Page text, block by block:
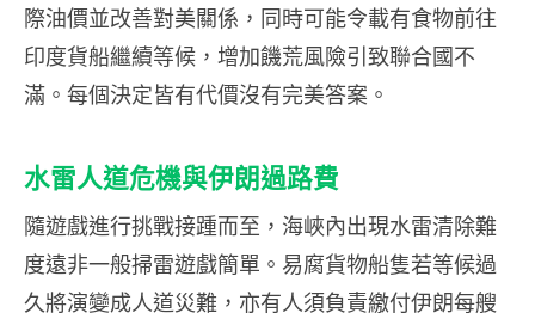
際油價並改善對美關係，同時可能令載有食物前往
印度貨船繼續等候，增加饑荒風險引致聯合國不
滿。每個決定皆有代價沒有完美答案。
水雷人道危機與伊朗過路費
隨遊戲進行挑戰接踵而至，海峽內出現水雷清除難
度遠非一般掃雷遊戲簡單。易腐貨物船隻若等候過
久將演變成人道災難，亦有人須負責繳付伊朗每艘